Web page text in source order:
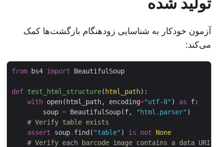
آزمون خودکار به شناسایی زودهنگام بازگشت‌ها کمک
می‌کند:
from bs4 import
def test_html_structure (html_path ):
with open(html_path, encoding="utf-8" ) as
        soup
= BeautifulSoup(f, "html.parser"
# Verify table exists
assert soup.find("table" ) is not None
# Verify each barcode image contains a data URI